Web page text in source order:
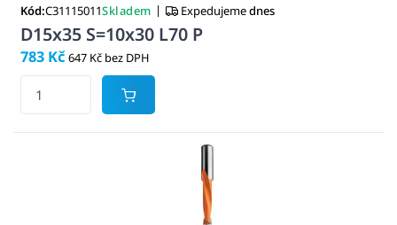
Kód:C31115011Skladem | Expedujemednes
D15x35 S=10x30 L70 P
783 Kč 647 Kč bez DPH